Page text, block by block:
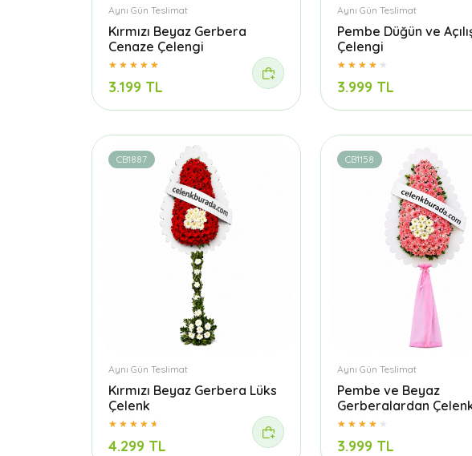
Aynı Gün Teslimat
Kırmızı Beyaz Gerbera
Cenaze Çelengi
3.199 TL
Aynı Gün Teslimat
Pembe Düğün ve
Çelengi
3.999 TL
CB1887
Aynı Gün Teslimat
Kırmızı Beyaz Gerbera Lüks
Çelenk
4.299 TL
CB1158
Aynı Gün Teslimat
Pembe ve Beyaz
Gerberalardan
3.999 TL